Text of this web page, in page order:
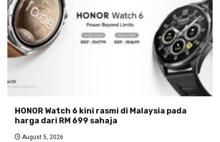
HONOR Watch 6 kini rasmi di Malaysia pada
harga dari RM 699 sahaja
August 5, 2026